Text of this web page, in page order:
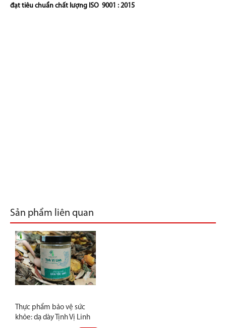
đạt tiêu chuẩn chất lượng ISO 9001 : 2015
Sản phẩm liên quan
Thực phẩm bảo vệ sức
khỏe: dạ dày Tịnh Vị Linh